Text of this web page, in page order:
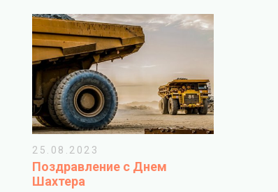
25.08.2023
Поздравление с Днем
Шахтера